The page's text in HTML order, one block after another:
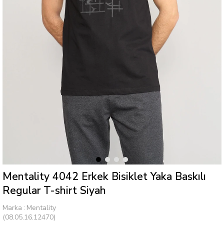
Mentality 4042 Erkek Bisiklet Yaka Baskılı
Regular T-shirt Siyah
Marka : Mentality
(08.05.16.12470)